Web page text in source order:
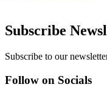
Subscribe
Subscribe to our
Follow on Socials